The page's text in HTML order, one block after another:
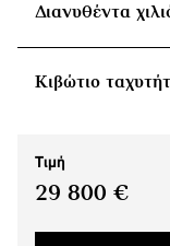
Διανυθέντα
Κιβώτιο
Τιμή
29 800 €